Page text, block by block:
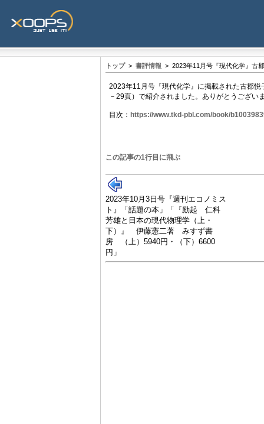
トップ> 書評情報 > 2023年11月号『現代化学』古
2023年11月号『現代化学』に掲載された古郡
－29頁）で紹介されました。ありがとうござい
目次： https://www.tkd-pbl.com/book/
この記事の1行目に飛ぶ
2023年10月3日号『週刊エコノミス
ト』「話題の本」「『励起 仁科
芳雄と日本の現代物理学（上・
下）』 伊藤憲二著 みすず書
房 （上）5940円・（下）6600
円」